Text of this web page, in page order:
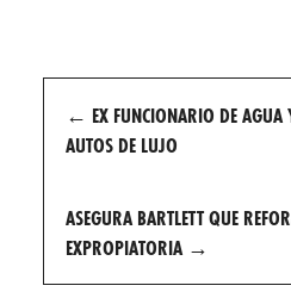
Post
navigation
← EX FUNCIONARIO DE
AUTOS DE LUJO
ASEGURA BARTLETT QUE
EXPROPIATORIA →